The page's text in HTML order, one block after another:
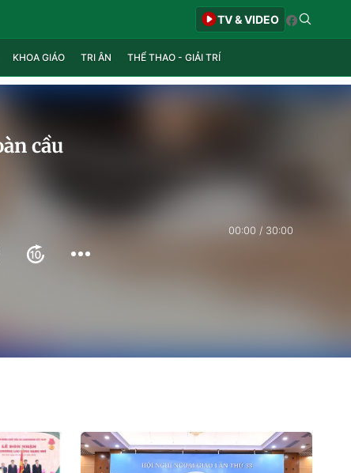
TV & VIDEO
KHOA GIÁO TRI ÂN THỂ THAO - GIẢI TRÍ
cầu
00:00 30:00